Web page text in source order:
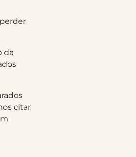
da
citar